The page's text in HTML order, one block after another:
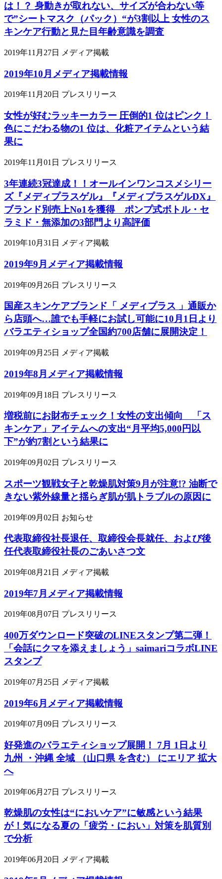
は！？ 身動きが取れない、サイズが合わない等
で”シートマスク（パック）“が3割以上 女性のス
キンケア行動と見た目年齢意識を調査
2019年11月27日 メディア掲載
2019年10月メディア掲載情報
2019年11月20日 プレスリリース
女性が好むラッキーカラー 圧倒的1 位はピンク！
色にこだわる物の1 位は、化粧アイテムという結
果に
2019年11月01日 プレスリリース
3年連続3冠達成！！オールインワンコスメシリー
ズ『メディプラスゲル』『メディプラスゲルDX』
ブランド別売上No1を獲得 ポンプ式ボトル・セ
ラミド・無添加の3部門より高評価
2019年10月31日 メディア掲載
2019年9月メディア掲載情報
2019年09月26日 プレスリリース
国産スキンケアブランド「 メディプラス 」通販か
ら店頭へ…誰でも手軽にお試し可能に10月1日より
バラエティショップ全国約700店舗に展開決定！
2019年09月25日 メディア掲載
2019年8月メディア掲載情報
2019年09月18日 プレスリリース
増税前にお財布チェック！女性の支出傾向 「ス
キンケア」アイテムへの支出“月平均5,000円以
下”が約7割という結果に
2019年09月02日 プレスリリース
スポーツ観戦女子と乾燥肌対策9月が注意!? 油断で
きない紫外線量と揺らぎ肌が肌トラブルの原因に
2019年09月02日 お知らせ
代表取締役社長退任、取締役会長就任、および後
任代表取締役社長のごあいさつ文
2019年08月21日 メディア掲載
2019年7月メディア掲載情報
2019年08月07日 プレスリリース
400万ダウンロード突破のLINEスタンプ第二弾！
「会話にクマを添えましょう」saimariコラボLINE
スタンプ
2019年07月25日 メディア掲載
2019年6月メディア掲載情報
2019年07月09日 プレスリリース
好発進のバラエティショップ展開！ 7月 1日より
九州 ・沖縄 全域 （山口県 を含む） にエリア 拡大
へ
2019年06月27日 プレスリリース
乾燥肌の女性は“においケア”に敏感という結果
が！気になる夏の「疲労・におい」対策を肌質別
で分析
2019年06月20日 メディア掲載